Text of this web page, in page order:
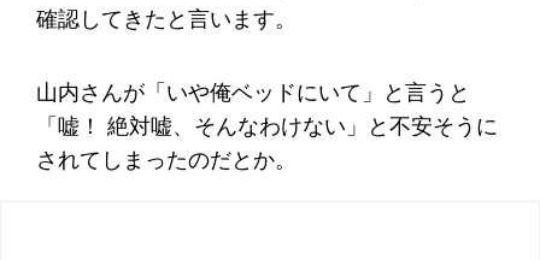
確認してきたと言います。
山内さんが「いや俺ベッドにいて」と言うと
「嘘！ 絶対嘘、そんなわけない」と不安そうに
されてしまったのだとか。